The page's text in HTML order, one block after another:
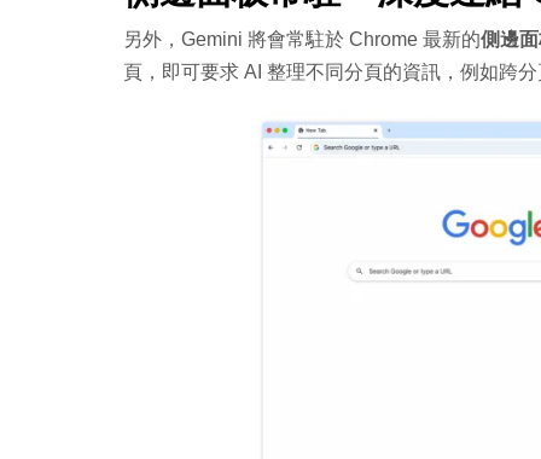
另外，Gemini 將會常駐於 Chrome 最新的側邊
頁，即可要求 AI 整理不同分頁的資訊，例如跨